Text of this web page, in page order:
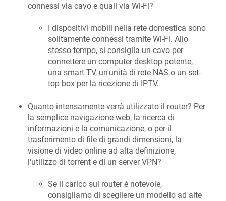
connessi via cavo e quali via Wi-Fi?
I dispositivi mobili nella rete domestica sono
solitamente connessi tramite Wi-Fi. Allo
stesso tempo, si consiglia un cavo per
connettere un computer desktop potente,
una smart TV, un'unità di rete NAS o un set-
top box per la ricezione di IPTV.
Quanto intensamente verrà utilizzato il router? Per
la semplice navigazione web, la ricerca di
informazioni e la comunicazione, o per il
trasferimento di file di grandi dimensioni, la
visione di video online ad alta definizione,
l'utilizzo di torrent e di un server VPN?
Se il carico sul router è notevole,
consigliamo di scegliere un modello ad alte